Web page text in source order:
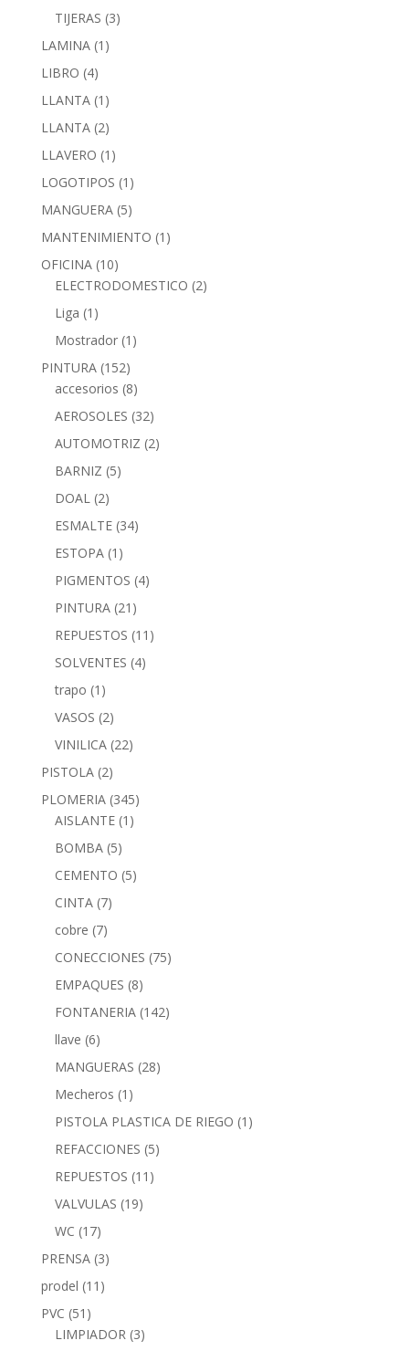
TIJERAS (3)
LAMINA (1)
LIBRO (4)
LLANTA (1)
LLANTA (2)
LLAVERO (1)
LOGOTIPOS (1)
MANGUERA (5)
MANTENIMIENTO (1)
OFICINA (10)
ELECTRODOMESTICO (2)
Liga (1)
Mostrador (1)
PINTURA (152)
accesorios (8)
AEROSOLES (32)
AUTOMOTRIZ (2)
BARNIZ (5)
DOAL (2)
ESMALTE (34)
ESTOPA (1)
PIGMENTOS (4)
PINTURA (21)
REPUESTOS (11)
SOLVENTES (4)
trapo (1)
VASOS (2)
VINILICA (22)
PISTOLA (2)
PLOMERIA (345)
AISLANTE (1)
BOMBA (5)
CEMENTO (5)
CINTA (7)
cobre (7)
CONECCIONES (75)
EMPAQUES (8)
FONTANERIA (142)
llave (6)
MANGUERAS (28)
Mecheros (1)
PISTOLA PLASTICA DE RIEGO (1)
REFACCIONES (5)
REPUESTOS (11)
VALVULAS (19)
WC (17)
PRENSA (3)
prodel (11)
PVC (51)
LIMPIADOR (3)